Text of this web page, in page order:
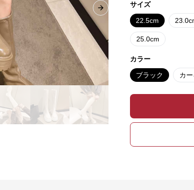
Next slide
サイズ
22.5cm
25.0cm
カラー
ブラック カ